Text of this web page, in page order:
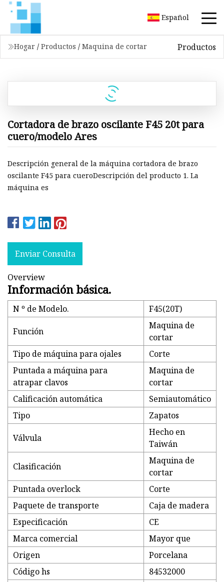
Español
Hogar / Productos / Maquina de cortar Productos
Cortadora de brazo oscilante F45 20t para
cuero/modelo Ares
Descripción general de la máquina cortadora de brazo
oscilante F45 para cueroDescripción del producto 1. La
máquina es
Enviar Consulta
Overview
Información básica.
N º de Modelo. F45(20T)
Función
Maquina de
cortar
Tipo de máquina para ojales
Corte
Puntada a máquina para
atrapar clavos
Maquina de
cortar
Calificación automática
Semiautomático
Tipo
Zapatos
Válvula
Hecho en
Taiwán
Clasificación
Maquina de
cortar
Puntada overlock
Corte
Paquete de transporte
Caja de madera
Especificación
CE
Marca comercial
Mayor que
Origen
Porcelana
Código hs
84532000